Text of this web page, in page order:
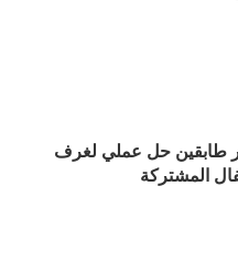
طابقين حل عملي لغرف
المشتركة